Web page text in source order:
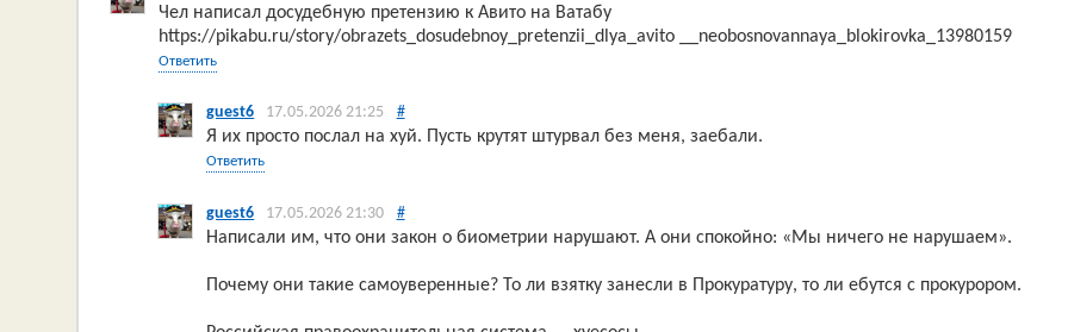
Чел написал досудебную претензию к Авито на Ватабу
https://pikabu.ru/story/obrazets_dosudebnoy_pretenzii_dlya_avito __neobosnovannaya_blokirovka_13980159
Ответить
guest6 17.05.2026 21:25 #
Я их просто послал на хуй. Пусть крутят штурвал без меня, заебали.
Ответить
guest6 17.05.2026 21:30 #
Написали им, что они закон о биометрии нарушают. А они спокойно: «Мы ничего не нарушаем».
Почему они такие самоуверенные? То ли взятку занесли в Прокуратуру, то ли ебутся с прокурором.